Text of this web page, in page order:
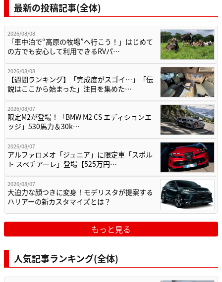
最新の投稿記事(全体)
2026/08/08
「車中泊で“高原の牧場”へ行こう！」はじめて
の方でも安心して利用できるRVパ…
2026/08/08
【週間ランキング】「完成度がスゴイ…」「伝
説はここから始まった」注目を集めた…
2026/08/07
限定M2が登場！「BMW M2 CS エディションエ
ッジ」530馬力＆30k…
2026/08/07
アルファロメオ「ジュニア」に限定車「スポル
ト スペチアーレ」登場【525万円…
2026/08/07
大迫力な顔つきに変身！モデリスタが提案する
ハリアーの新カスタマイズとは？
もっと見る
人気記事ランキング(全体)